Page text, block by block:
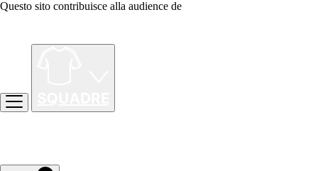
Questo sito contribuisce alla audience de